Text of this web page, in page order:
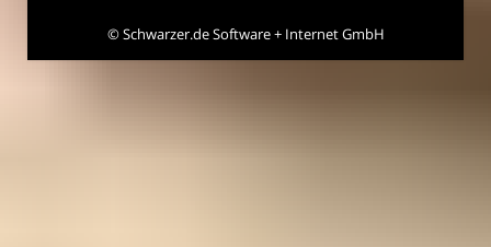
©Schwarzer.de Software + Internet GmbH